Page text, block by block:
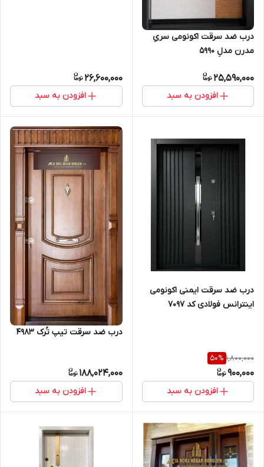
درب ضد سرقت اکونومی سریِ
مدرن مدلِ 5990
25,590,000
افزودن به سبد
26,600,000
افزودن به سبد
درب ضد سرقت ایمنی اکونومی
اینترانس فولادی کد ۷۰۹۷
1,800,000
50%
900,000
افزودن به سبد
درب ضد سرقت تیپ تُرک ۴۹۸۳
188,024,000
افزودن به سبد